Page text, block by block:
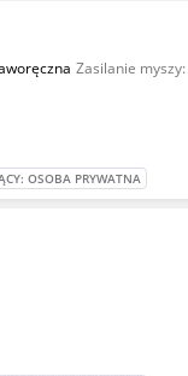
Zasilanie myszy:
OSOBA PRYWATNA